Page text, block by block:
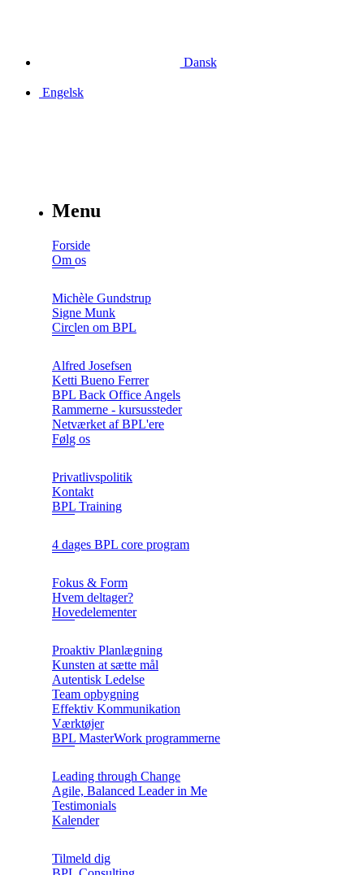
Dansk
Engelsk
Menu
Forside
Om os
Michèle Gundstrup
Signe Munk
Circlen om BPL
Alfred Josefsen
Ketti Bueno Ferrer
BPL Back Office Angels
Rammerne - kursussteder
Netværket af BPL'ere
Følg os
Privatlivspolitik
Kontakt
BPL Training
4 dages BPL core program
Fokus & Form
Hvem deltager?
Hovedelementer
Proaktiv Planlægning
Kunsten at sætte mål
Autentisk Ledelse
Team opbygning
Effektiv Kommunikation
Værktøjer
BPL MasterWork programmerne
Leading through Change
Agile, Balanced Leader in Me
Testimonials
Kalender
Tilmeld dig